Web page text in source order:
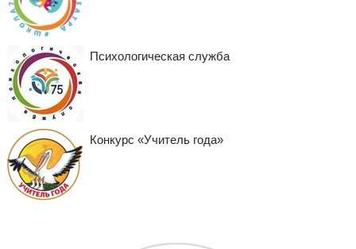
Психологическая служба
Конкурс «Учитель года»